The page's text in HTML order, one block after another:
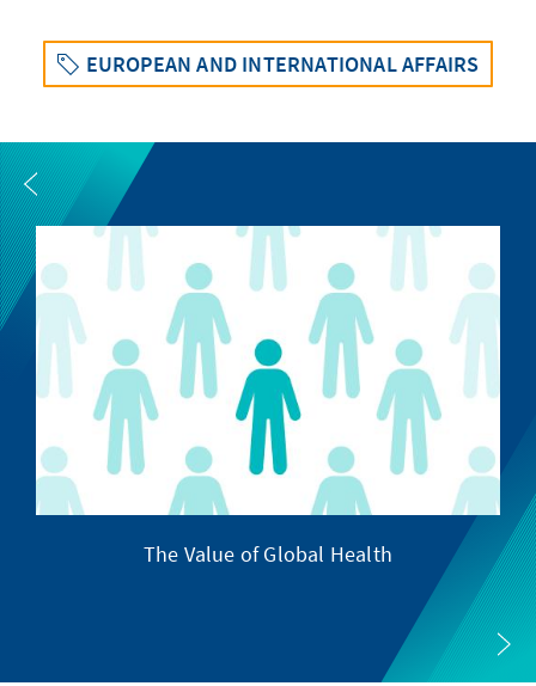
EUROPEAN AND INTERNATIONAL AFFAIRS
The Value of Global Health